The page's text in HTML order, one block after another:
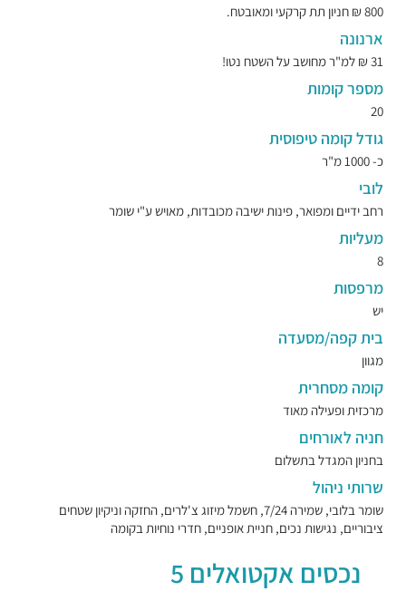
800 ₪ חניון תת קרקעי ומאובטח.
ארנונה
31 ₪ למ"ר מחושב על השטח נטו!
מספר קומות
20
גודל קומה טיפוסית
כ- 1000 מ"ר
לובי
רחב ידיים ומפואר, פינות ישיבה מכובדות, מאויש ע"י שומר
מעליות
8
מרפסות
יש
בית קפה/מסעדה
מגוון
קומה מסחרית
מרכזית ופעילה מאוד
חניה לאורחים
בחניון המגדל בתשלום
שרותי ניהול
שומר בלובי, שמירה 7/24, חשמל מיזוג צ'לרים, החזקה וניקיון שטחים
ציבוריים, נגישות נכים, חניית אופניים, חדרי נוחיות בקומה
נכסים אקטואלים 5